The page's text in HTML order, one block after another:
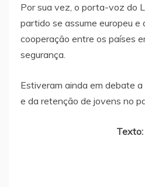
Por sua vez, o porta-voz do
partido se assume europeu e
cooperação entre os países
segurança.
Estiveram ainda em debate
e da retenção de jovens no
Texto: